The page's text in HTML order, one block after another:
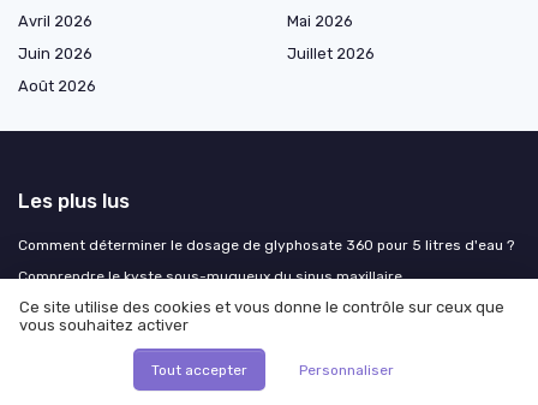
Avril 2026
Mai 2026
Juin 2026
Juillet 2026
Août 2026
Les plus lus
Comment déterminer le dosage de glyphosate 360 pour 5 litres d'eau ?
Comprendre le kyste sous-muqueux du sinus maxillaire
Comprendre l'immunoturbidimétrie : une méthode clé en biotechnologie
Comprendre le phénomène des fils résorbables qui ressortent des
Ce site utilise des cookies et vous donne le contrôle sur ceux que
vous souhaitez activer
Tout accepter Personnaliser